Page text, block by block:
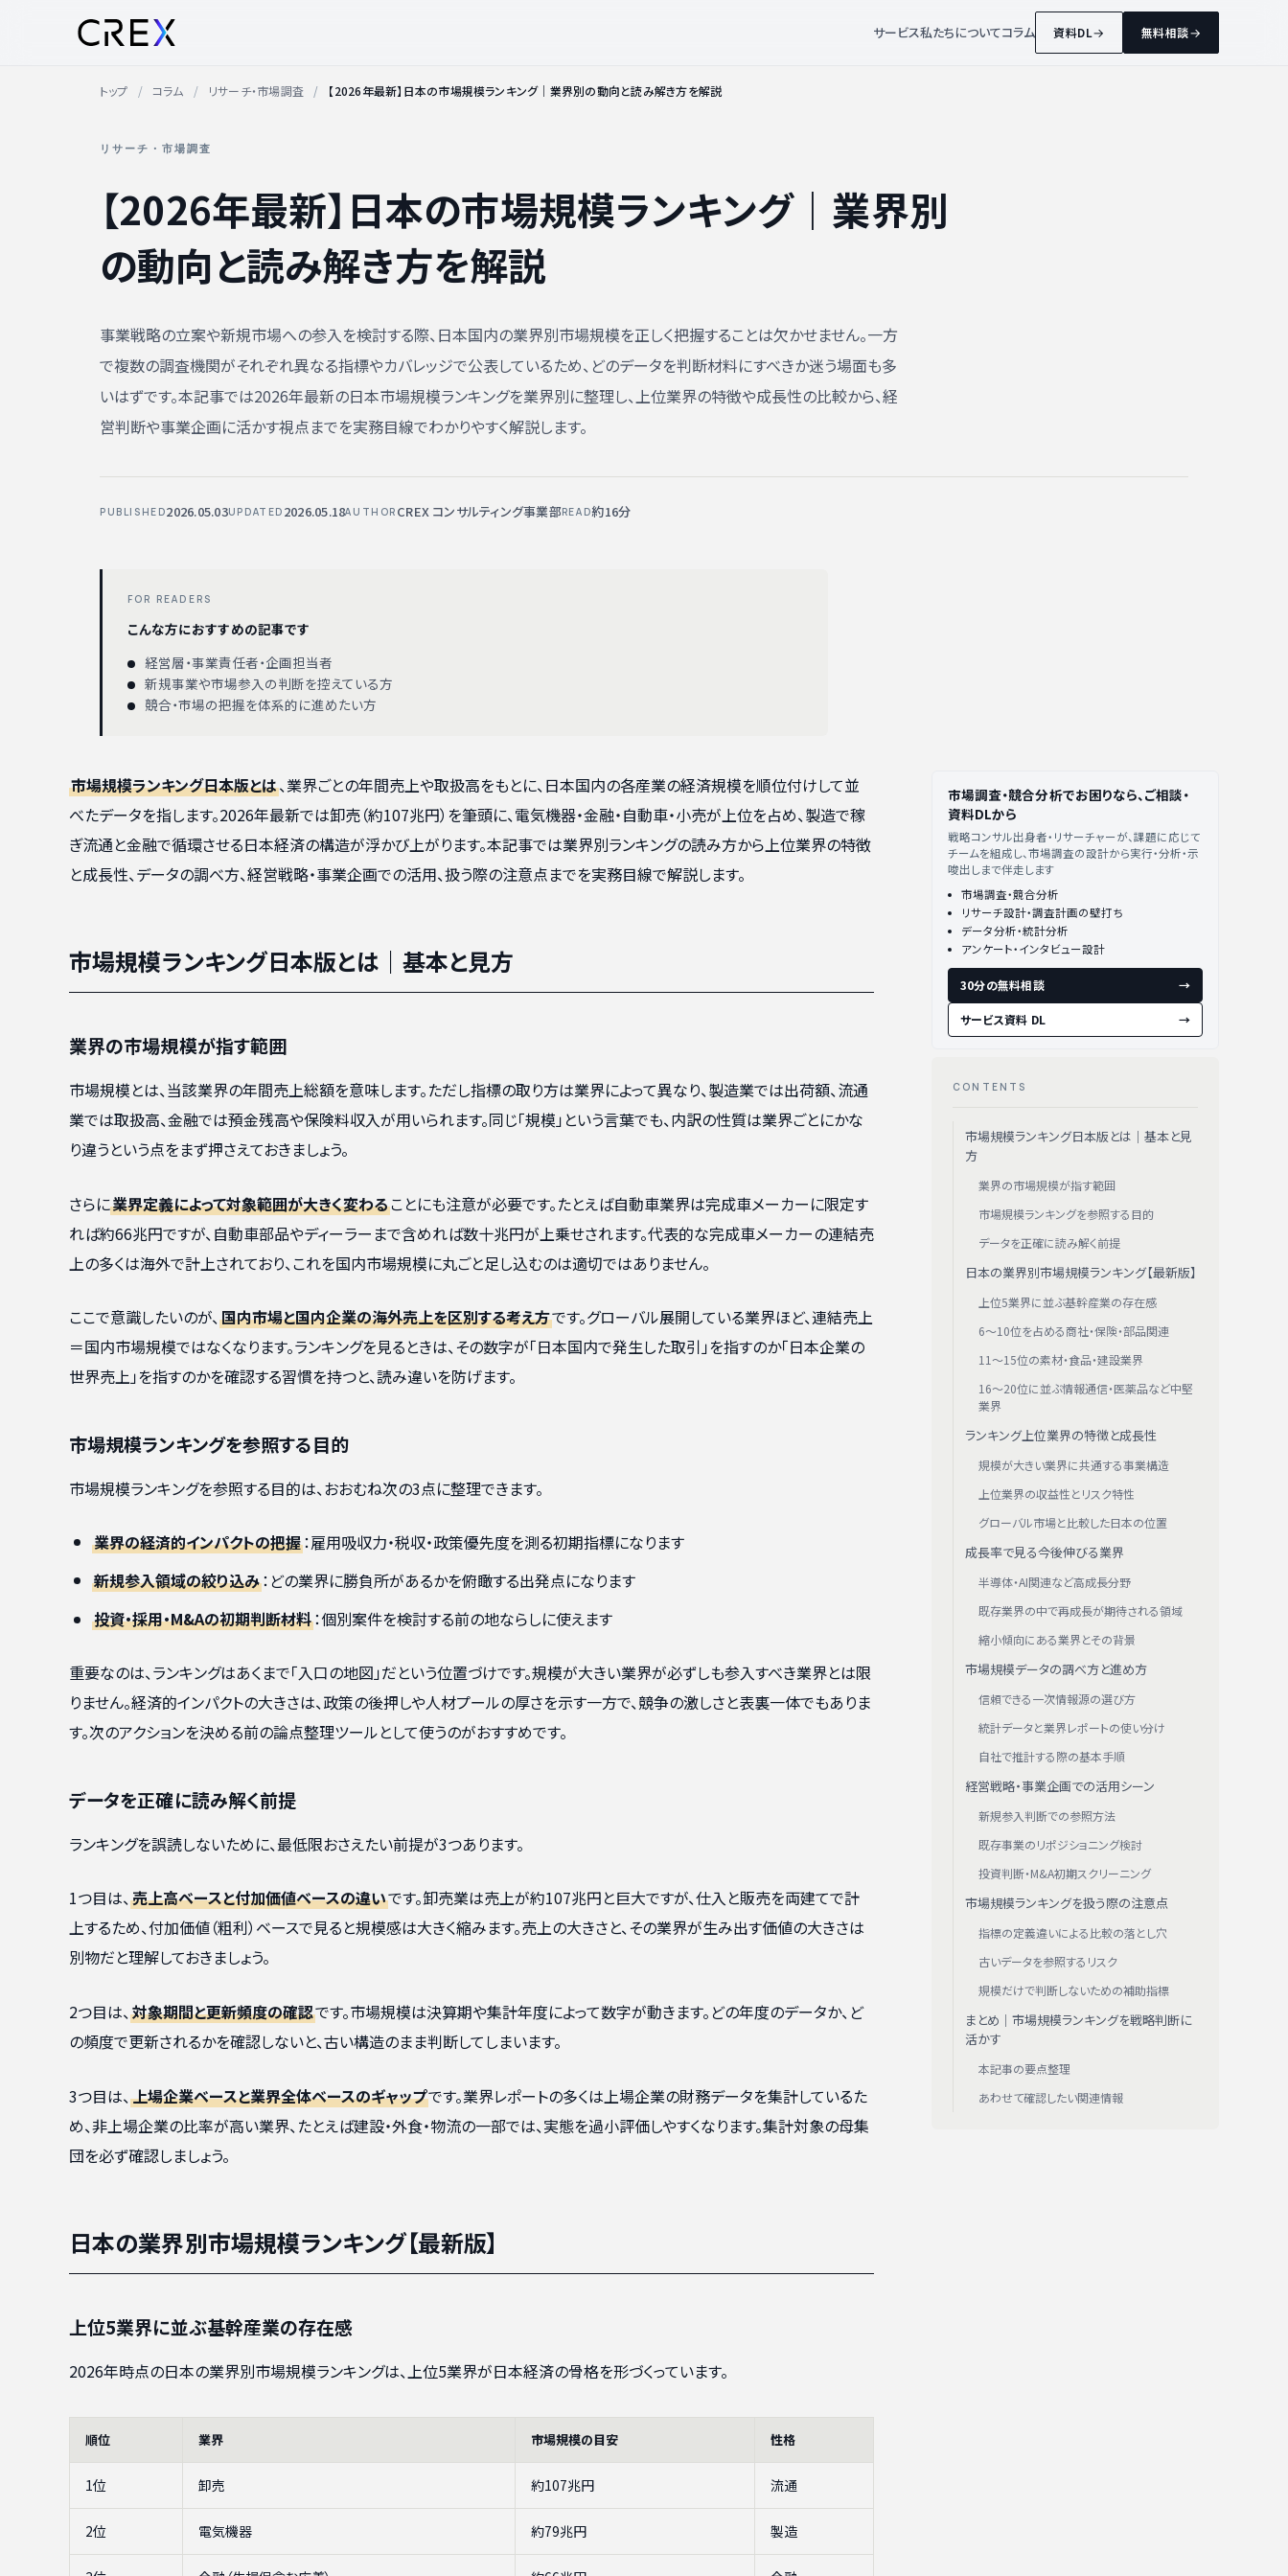
サービス私たちについてコラム 資料DL 無料相談
トップ コラム リサーチ・市場調査 【2026年最新】日本の市場規模ランキング｜業界別の動向と読み解き方を解説
リサーチ・市場調査
【2026年最新】日本の市場規模ランキング｜業界別
の動向と読み解き方を解説
事業戦略の立案や新規市場への参入を検討する際、日本国内の業界別市場規模を正しく把握することは欠かせません。一方
で複数の調査機関がそれぞれ異なる指標やカバレッジで公表しているため、どのデータを判断材料にすべきか迷う場面も多
いはずです。本記事では2026年最新の日本市場規模ランキングを業界別に整理し、上位業界の特徴や成長性の比較から、経
営判断や事業企画に活かす視点までを実務目線でわかりやすく解説します。
PUBLISHED2026.05.03UPDATED 2026.05.18AUTHOR CREX コンサルティング事業部READ約16分
FOR READERS
こんな方におすすめの記事です
経営層・事業責任者・企画担当者
新規事業や市場参入の判断を控えている方
競合・市場の把握を体系的に進めたい方
市場規模ランキング日本版とは、業界ごとの年間売上や取扱高をもとに、日本国内の各産業の経済規模を順位付けして並
べたデータを指します。2026年最新では卸売（約107兆円）を筆頭に、電気機器・金融・自動車・小売が上位を占め、製造で稼
ぎ流通と金融で循環させる日本経済の構造が浮かび上がります。本記事では業界別ランキングの読み方から上位業界の特徴
と成長性、データの調べ方、経営戦略・事業企画での活用、扱う際の注意点までを実務目線で解説します。
市場規模ランキング日本版とは｜基本と見方
業界の市場規模が指す範囲
市場規模とは、当該業界の年間売上総額を意味します。ただし指標の取り方は業界によって異なり、製造業では出荷額、流通
業では取扱高、金融では預金残高や保険料収入が用いられます。同じ「規模」という言葉でも、内訳の性質は業界ごとにかな
り違うという点をまず押さえておきましょう。
さらに業界定義によって対象範囲が大きく変わることにも注意が必要です。たとえば自動車業界は完成車メーカーに限定す
れば約66兆円ですが、自動車部品やディーラーまで含めれば数十兆円が上乗せされます。代表的な完成車メーカーの連結売
上の多くは海外で計上されており、これを国内市場規模に丸ごと足し込むのは適切ではありません。
ここで意識したいのが、国内市場と国内企業の海外売上を区別する考え方です。グローバル展開している業界ほど、連結売上
＝国内市場規模ではなくなります。ランキングを見るときは、その数字が「日本国内で発生した取引」を指すのか「日本企業の
世界売上」を指すのかを確認する習慣を持つと、読み違いを防げます。
市場規模ランキングを参照する目的
市場規模ランキングを参照する目的は、おおむね次の3点に整理できます。
業界の経済的インパクトの把握：雇用吸収力・税収・政策優先度を測る初期指標になります
新規参入領域の絞り込み：どの業界に勝負所があるかを俯瞰する出発点になります
投資・採用・M&Aの初期判断材料：個別案件を検討する前の地ならしに使えます
重要なのは、ランキングはあくまで「入口の地図」だという位置づけです。規模が大きい業界が必ずしも参入すべき業界とは限
りません。経済的インパクトの大きさは、政策の後押しや人材プールの厚さを示す一方で、競争の激しさと表裏一体でもありま
す。次のアクションを決める前の論点整理ツールとして使うのがおすすめです。
データを正確に読み解く前提
ランキングを誤読しないために、最低限おさえたい前提が3つあります。
1つ目は、売上高ベースと付加価値ベースの違いです。卸売業は売上が約107兆円と巨大ですが、仕入と販売を両建てで計
上するため、付加価値（粗利）ベースで見ると規模感は大きく縮みます。売上の大きさと、その業界が生み出す価値の大きさは
別物だと理解しておきましょう。
2つ目は、対象期間と更新頻度の確認です。市場規模は決算期や集計年度によって数字が動きます。どの年度のデータか、ど
の頻度で更新されるかを確認しないと、古い構造のまま判断してしまいます。
3つ目は、 上場企業ベースと業界全体ベースのギャップです。業界レポートの多くは上場企業の財務データを集計しているた
め、非上場企業の比率が高い業界、たとえば建設・外食・物流の一部では、実態を過小評価しやすくなります。集計対象の母集
団を必ず確認しましょう。
日本の業界別市場規模ランキング【最新版】
上位5業界に並ぶ基幹産業の存在感
2026年時点の日本の業界別市場規模ランキングは、上位5業界が日本経済の骨格を形づくっています。
順位 業界 市場規模の目安 性格
1位 卸売 約107兆円 流通
2位 電気機器 約79兆円 製造
市場調査・競合分析でお困りなら、ご相談・
資料DLから
戦略コンサル出身者・リサーチャーが、課題に応じて
チームを組成し、市場調査の設計から実行・分析・示
唆出しまで伴走します
市場調査・競合分析
リサーチ設計・調査計画の壁打ち
データ分析・統計分析
アンケート・インタビュー設計
30分の無料相談 →
サービス資料 DL →
CONTENTS
市場規模ランキング日本版とは｜基本と見
方
業界の市場規模が指す範囲
市場規模ランキングを参照する目的
データを正確に読み解く前提
日本の業界別市場規模ランキング【最新版】
上位5業界に並ぶ基幹産業の存在感
6〜10位を占める商社・保険・部品関連
11〜15位の素材・食品・建設業界
16〜20位に並ぶ情報通信・医薬品など中堅
業界
ランキング上位業界の特徴と成長性
規模が大きい業界に共通する事業構造
上位業界の収益性とリスク特性
グローバル市場と比較した日本の位置
成長率で見る今後伸びる業界
半導体・AI関連など高成長分野
既存業界の中で再成長が期待される領域
縮小傾向にある業界とその背景
市場規模データの調べ方と進め方
信頼できる一次情報源の選び方
統計データと業界レポートの使い分け
自社で推計する際の基本手順
経営戦略・事業企画での活用シーン
新規参入判断での参照方法
既存事業のリポジショニング検討
投資判断・M&A初期スクリーニング
市場規模ランキングを扱う際の注意点
指標の定義違いによる比較の落とし穴
古いデータを参照するリスク
規模だけで判断しないための補助指標
まとめ｜市場規模ランキングを戦略判断に
活かす
本記事の要点整理
あわせて確認したい関連情報